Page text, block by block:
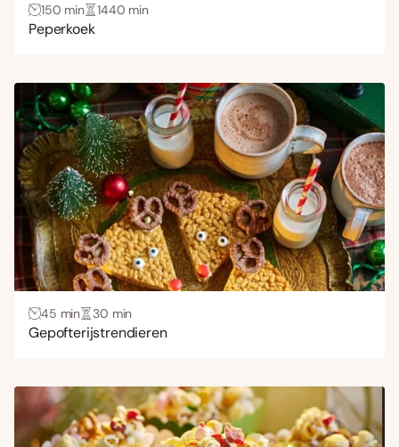
150 min 1440 min
Peperkoek
45 min 30 min
Gepofterijstrendieren